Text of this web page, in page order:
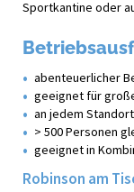
Sportkantine oder
abenteuerlicher
geeignet für
an jedem
> 500 Personen
geeignet in
Robinson am